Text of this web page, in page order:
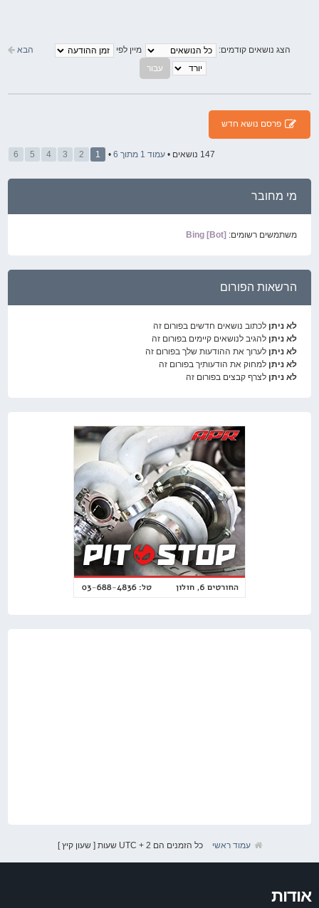
הבא הצג נושאים קודמים: מיין לפי
פרסם נושא חדש
147 נושאים • עמוד 1 מתוך 6
•
1
2
3
4
5
6
מי מחובר
משתמשים רשומים: Bing [Bot]
הרשאות הפורום
לא ניתן לכתוב נושאים חדשים בפורום זה
לא ניתן להגיב לנושאים קיימים בפורום זה
לא ניתן לערוך את ההודעות שלך בפורום זה
לא ניתן למחוק את הודעותיך בפורום זה
לא ניתן לצרף קבצים בפורום זה
עמוד ראשי כל הזמנים הם UTC + 2 שעות [ שעון קיץ ]
אודות